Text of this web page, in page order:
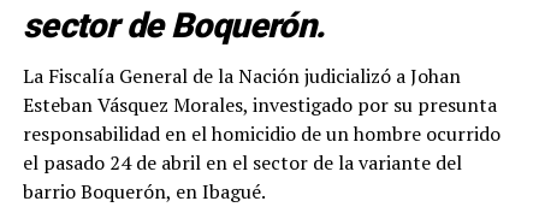
sector de Boquerón.
La Fiscalía General de la Nación judicializó a Johan
Esteban Vásquez Morales, investigado por su presunta
responsabilidad en el homicidio de un hombre ocurrido
el pasado 24 de abril en el sector de la variante del
barrio Boquerón, en Ibagué.